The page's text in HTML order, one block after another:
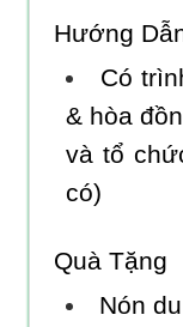
Hướng
Có
& hòa
và tổ
có)
Quà Tặng
Nón